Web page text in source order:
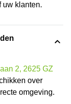
uw klanten.
2, 2625 GZ
over
omgeving.